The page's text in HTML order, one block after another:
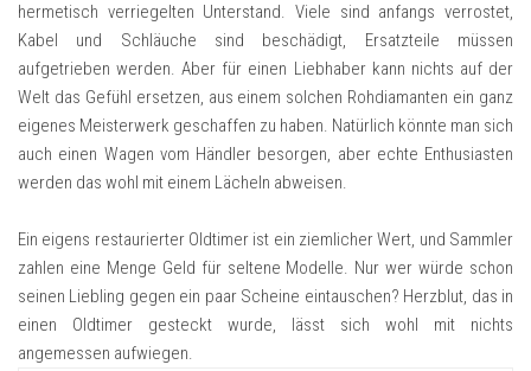
hermetisch verriegelten Unterstand. Viele sind anfangs verrostet,
Kabel und Schläuche sind beschädigt, Ersatzteile müssen
aufgetrieben werden. Aber für einen Liebhaber kann nichts auf der
Welt das Gefühl ersetzen, aus einem solchen Rohdiamanten ein ganz
eigenes Meisterwerk geschaffen zu haben. Natürlich könnte man sich
auch einen Wagen vom Händler besorgen, aber echte Enthusiasten
werden das wohl mit einem Lächeln abweisen.
Ein eigens restaurierter Oldtimer ist ein ziemlicher Wert, und Sammler
zahlen eine Menge Geld für seltene Modelle. Nur wer würde schon
seinen Liebling gegen ein paar Scheine eintauschen? Herzblut, das in
einen Oldtimer gesteckt wurde, lässt sich wohl mit nichts
angemessen aufwiegen.